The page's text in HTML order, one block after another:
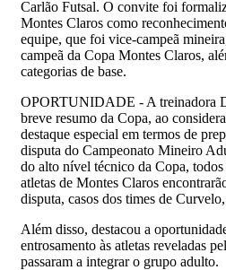
Carlão Futsal. O convite foi
Montes Claros como
equipe, que foi vice-campeã
campeã da Copa Montes Claros,
categorias de base.
OPORTUNIDADE - A treinadora
breve resumo da Copa, ao
destaque especial em termos de
disputa do Campeonato Mineiro
do alto nível técnico da Copa, todos
atletas de Montes Claros
disputa, casos dos times de
Além disso, destacou a
entrosamento às atletas reveladas
passaram a integrar o grupo adulto.